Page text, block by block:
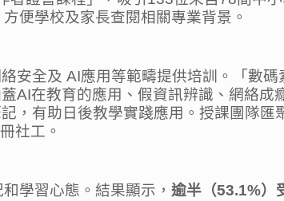
便學校及家長查閱相關專業背景。
安全及 AI應用等範疇提供培訓。「數
AI在教育的應用、假資訊辨識、網絡成
，有助日後教學實踐應用。授課團隊匯
社工。
學習心態。結果顯示， 逾半（53.1%）